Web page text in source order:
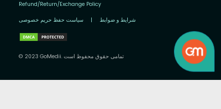
Refund/Return/Exchange Policy
سیاست حفظ حریم خصوصی | شرایط و ضوابط
© 2023 GoMedii. تمامی حقوق محفوظ است